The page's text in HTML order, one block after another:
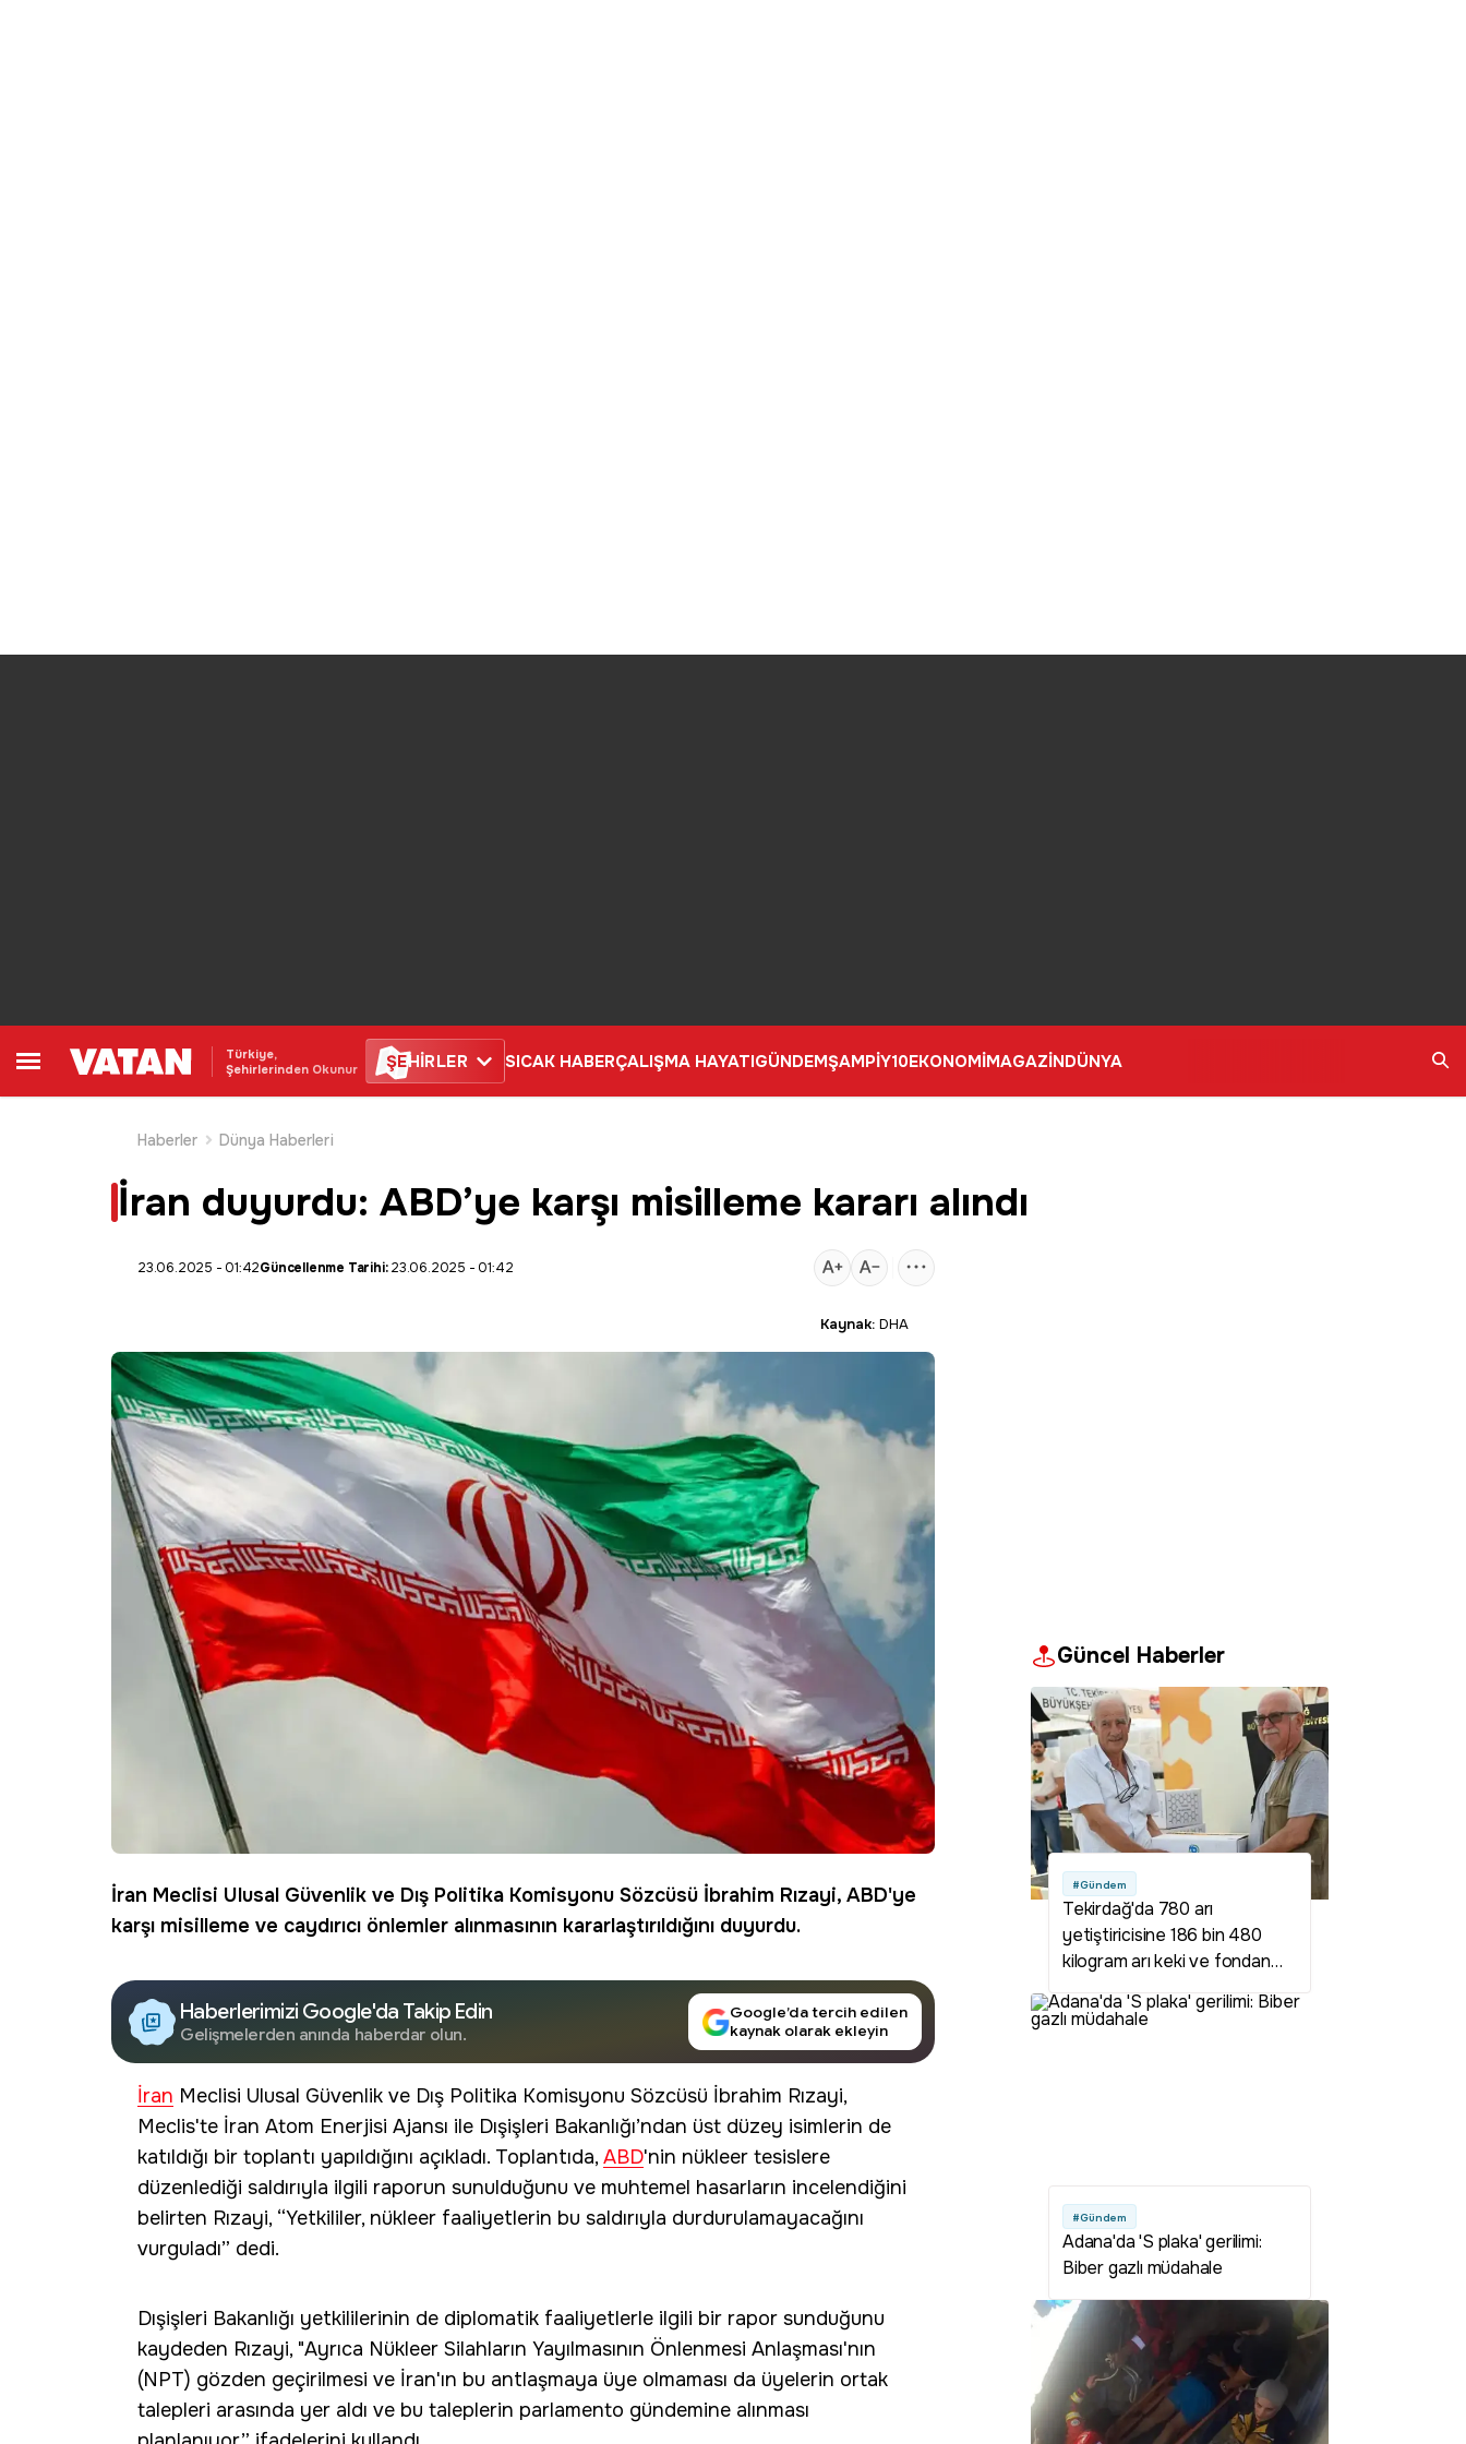
Türkiye,
Şehirlerinden Okunur
ŞEHİRLER SICAK HABERÇALIŞMA HAYATIGÜNDEMŞAMPİY10EKONOMİMAGAZİNDÜNYA
Haberler
Dünya Haberleri
İran duyurdu: ABD’ye karşı misilleme kararı alındı
23.06.2025 - 01:42Güncellenme Tarihi:23.06.2025 - 01:42
Kaynak: DHA
İran Meclisi Ulusal Güvenlik ve Dış Politika Komisyonu Sözcüsü İbrahim Rızayi, ABD'ye
karşı misilleme ve caydırıcı önlemler alınmasının kararlaştırıldığını duyurdu.
Haberlerimizi Google'da Takip Edin
Gelişmelerden anında haberdar olun.
Google’da tercih edilen
kaynak olarak ekleyin
İran Meclisi Ulusal Güvenlik ve Dış Politika Komisyonu Sözcüsü İbrahim Rızayi,
Meclis'te İran Atom Enerjisi Ajansı ile Dışişleri Bakanlığı’ndan üst düzey isimlerin de
katıldığı bir toplantı yapıldığını açıkladı. Toplantıda,ABD'nin nükleer tesislere
düzenlediği saldırıyla ilgili raporun sunulduğunu ve muhtemel hasarların incelendiğini
belirten Rızayi, “Yetkililer, nükleer faaliyetlerin bu saldırıyla durdurulamayacağını
vurguladı” dedi.
Dışişleri Bakanlığı yetkililerinin de diplomatik faaliyetlerle ilgili bir rapor sunduğunu
kaydeden Rızayi, "Ayrıca Nükleer Silahların Yayılmasının Önlenmesi Anlaşması'nın
(NPT) gözden geçirilmesi ve İran'ın bu antlaşmaya üye olmaması da üyelerin ortak
talepleri arasında yer aldı ve bu taleplerin parlamento gündemine alınması
Güncel Haberler
#Gündem
Tekirdağ'da 780 arı
yetiştiricisine 186 bin 480
kilogram arı keki ve fondan
#Gündem
Adana'da 'S plaka' gerilimi:
Biber gazlı müdahale